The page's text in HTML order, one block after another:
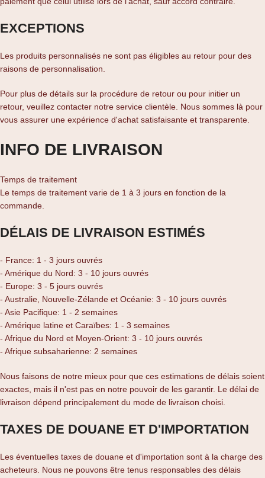
EXCEPTIONS
Les produits personnalisés ne sont pas éligibles au retour pour des
raisons de personnalisation.
Pour plus de détails sur la procédure de retour ou pour initier un
retour, veuillez contacter notre service clientèle. Nous sommes là pour
vous assurer une expérience d'achat satisfaisante et transparente.
INFO DE LIVRAISON
Temps de traitement
Le temps de traitement varie de 1 à 3 jours en fonction de la
commande.
DÉLAIS DE LIVRAISON ESTIMÉS
- France: 1 - 3 jours ouvrés
- Amérique du Nord: 3 - 10 jours ouvrés
- Europe: 3 - 5 jours ouvrés
- Australie, Nouvelle-Zélande et Océanie: 3 - 10 jours ouvrés
- Asie Pacifique: 1 - 2 semaines
- Amérique latine et Caraïbes: 1 - 3 semaines
- Afrique du Nord et Moyen-Orient: 3 - 10 jours ouvrés
- Afrique subsaharienne: 2 semaines
Nous faisons de notre mieux pour que ces estimations de délais soient
exactes, mais il n'est pas en notre pouvoir de les garantir. Le délai de
livraison dépend principalement du mode de livraison choisi.
TAXES DE DOUANE ET D'IMPORTATION
Les éventuelles taxes de douane et d'importation sont à la charge des
acheteurs. Nous ne pouvons être tenus responsables des délais